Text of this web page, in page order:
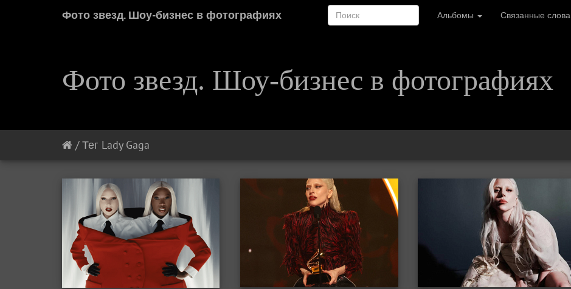
Фото звезд. Шоу-бизнес в фотографиях Альбомы Связанные слова
Фото звезд. Шоу-бизнес в фотографиях
/Тег Lady Gaga